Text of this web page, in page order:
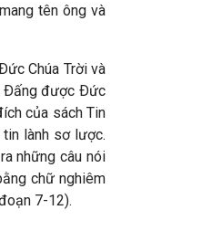
tên ông và
Chúa Trời và
Ðấng được Ðức
của sách Tin
lành sơ lược.
những câu nói
chữ nghiêm
7-12).